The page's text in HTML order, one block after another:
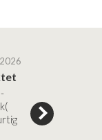
forståelig
nem